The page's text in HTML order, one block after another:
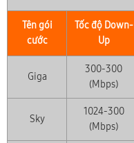
Tên gói
cước
Tốc độ Down-
Up
Giga
300-300
(Mbps)
Sky
1024-300
(Mbps)